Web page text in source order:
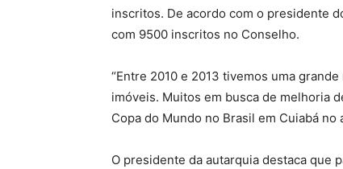
inscritos. De acordo com o presidente
com 9500 inscritos no Conselho.
“Entre 2010 e 2013 tivemos uma
imóveis. Muitos em busca de melhoria
Copa do Mundo no Brasil em Cuiabá no
O presidente da autarquia destaca que